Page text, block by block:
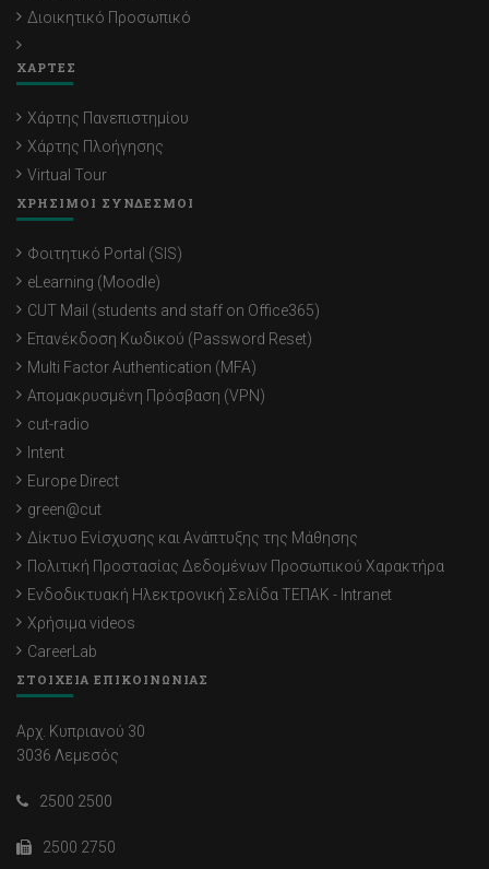
Διοικητικό Προσωπικό
ΧΑΡΤΕΣ
Χάρτης Πανεπιστημίου
Χάρτης Πλοήγησης
Virtual Tour
ΧΡΗΣΙΜΟΙ ΣΥΝΔΕΣΜΟΙ
Φοιτητικό Portal (SIS)
eLearning (Moodle)
CUT Mail (students and staff on Office365)
Επανέκδοση Κωδικού (Password Reset)
Multi Factor Authentication (MFA)
Απομακρυσμένη Πρόσβαση (VPN)
cut-radio
Intent
Europe Direct
green@cut
Δίκτυο Ενίσχυσης και Ανάπτυξης της Μάθησης
Πολιτική Προστασίας Δεδομένων Προσωπικού Χαρακτήρα
Ενδοδικτυακή Ηλεκτρονική Σελίδα ΤΕΠΑΚ - Intranet
Χρήσιμα videos
CareerLab
ΣΤΟΙΧΕΙΑ ΕΠΙΚΟΙΝΩΝΙΑΣ
Αρχ. Κυπριανού 30
3036 Λεμεσός
2500 2500
2500 2750